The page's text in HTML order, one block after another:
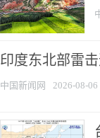
印度东北部雷
中国新闻网 2026-08-06